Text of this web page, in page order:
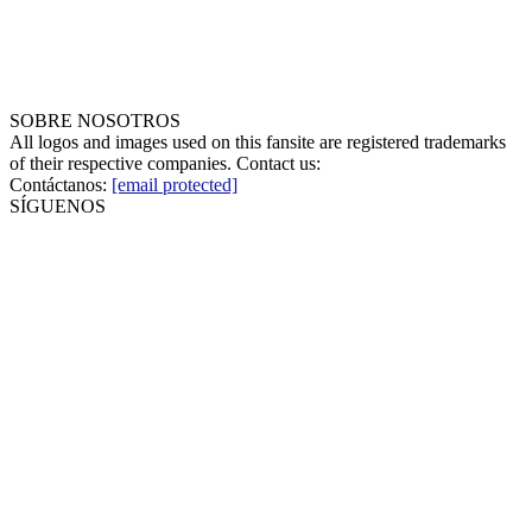
SOBRE NOSOTROS
All logos and images used on this fansite are registered trademarks
of their respective companies. Contact us:
Contáctanos: [email protected]
SÍGUENOS